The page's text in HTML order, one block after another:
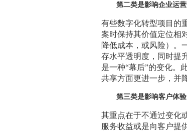
第二类是影响企业运
有些数字化转型项目的
案时保持其价值定位相
降低成本，或风险）。
存水平透明度，同时提
是一种“幕后”的变化。
共享方面更进一步，并
第三类是影响客户体
其重点在于不通过变化
服务收益或是向客户提